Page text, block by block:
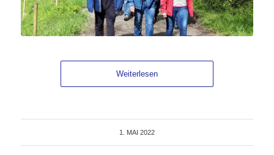
Weiterlesen
1. MAI 2022